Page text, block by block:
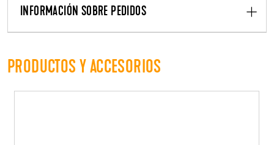
INFORMACIÓN SOBRE PEDIDOS
PRODUCTOS Y ACCESORIOS